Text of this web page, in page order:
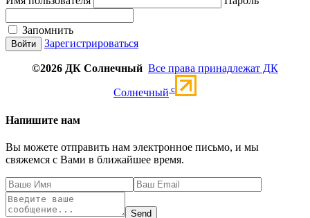
Запомнить
Зарегистрироваться
©2026 ДК Солнечный Все права принадлежат ДК
Солнечный c
Напишите нам
Вы можете отправить нам электронное письмо, и мы
свяжемся с Вами в ближайшее время.
Send